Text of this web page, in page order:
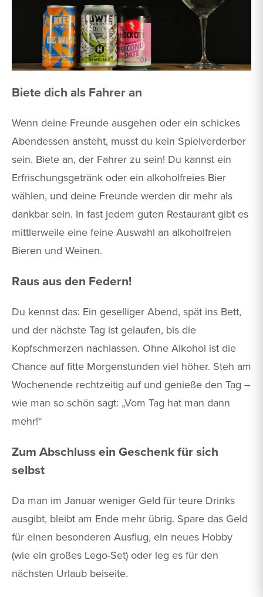
Biete dich als Fahrer an
Wenn deine Freunde ausgehen oder ein schickes
Abendessen ansteht, musst du kein Spielverderber
sein. Biete an, der Fahrer zu sein! Du kannst ein
Erfrischungsgetränk oder ein alkoholfreies Bier
wählen, und deine Freunde werden dir mehr als
dankbar sein. In fast jedem guten Restaurant gibt es
mittlerweile eine feine Auswahl an alkoholfreien
Bieren und Weinen.
Raus aus den Federn!
Du kennst das: Ein geselliger Abend, spät ins Bett,
und der nächste Tag ist gelaufen, bis die
Kopfschmerzen nachlassen. Ohne Alkohol ist die
Chance auf fitte Morgenstunden viel höher. Steh am
Wochenende rechtzeitig auf und genieße den Tag –
wie man so schön sagt: „Vom Tag hat man dann
mehr!“
Zum Abschluss ein Geschenk für sich
selbst
Da man im Januar weniger Geld für teure Drinks
ausgibt, bleibt am Ende mehr übrig. Spare das Geld
für einen besonderen Ausflug, ein neues Hobby
(wie ein großes Lego-Set) oder leg es für den
nächsten Urlaub beiseite.